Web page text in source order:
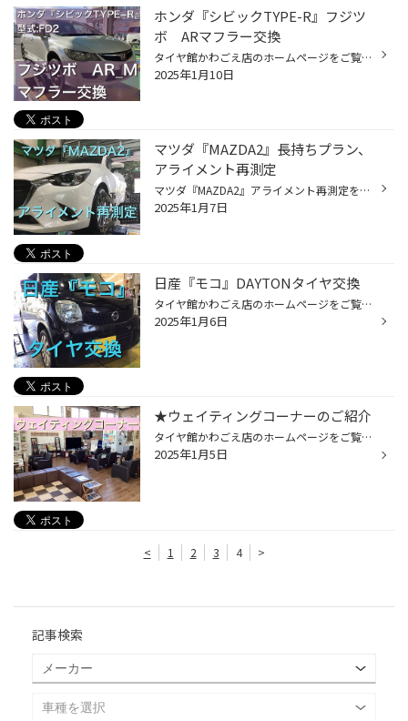
ホンダ『シビックTYPE-R』フジツ
ボ ARマフラー交換
タイヤ館かわごえ店のホームページをご覧いただき有難うございます。 ホンダ『シビックTYPE-R』フジツボ ARマフラー交換を致しました。 交換まえのマフラー 柿本の社外マフラーを装着したいました。 数年間使用したいた為、フランジ部分の腐食により排気漏れをおこしています。 ここまで腐食してい...
2025年1月10日
マツダ『MAZDA2』長持ちプラン、
アライメント再測定
マツダ『MAZDA2』アライメント再測定をいたしました。 タイヤを購入して頂いてから約１年 アライメントの再測定を実施いたしました。 タイヤ購入時にアライメントの定期的な測定ができる 『長持ちプラン』に入会して頂いておりました。 この車両はフロントのトーの調整ができる車両ですが、 コロナ...
2025年1月7日
日産『モコ』DAYTONタイヤ交換
タイヤ館かわごえ店のホームページをご覧いただき有難うございます。 日産『モコ』のタイヤ交換を致しました。 パンク修理でご来店頂きましたが、、、 サイドにビスが刺さっていました。 この場所では修理ができません。 他のタイヤを確認させて頂いたところ 交換時期でしたので、 タイヤ4本交換し...
2025年1月6日
★ウェイティングコーナーのご紹介
タイヤ館かわごえ店のホームページをご覧いただき有難うございます。 今回は当店のウェイティングコーナーのご紹介です！ 店内はフリーWifi完備。 正面にはテレビがあり、雑誌、コミック本等も御座います。 フリードリンクコーナーでコーヒー＆紅茶＆お茶でも飲みながら 作業終了までくつろいでお待...
2025年1月5日
< 1 2 3 4 >
記事検索